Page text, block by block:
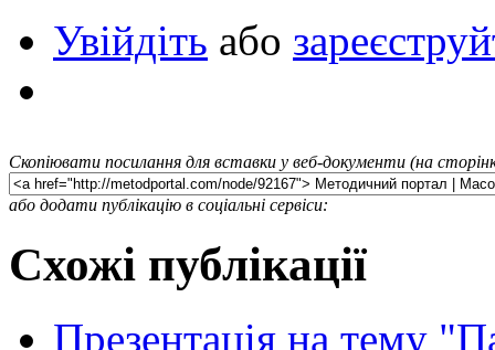
Увійдіть або
Скопіювати посилання для вставки у веб-документи (на
або додати публікацію в соціальні сервіси:
Схожі публікації
Презентація на тему